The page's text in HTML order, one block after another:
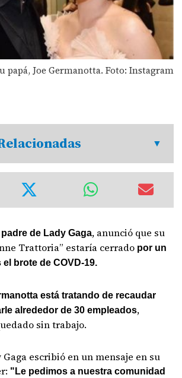
papá, Joe Germanotta. Foto: Instagram
de Lady Gaga, anunció que su
Trattoria” estaría cerrado por un
el brote de COVD-19.
está tratando de recaudar
alrededor de 30 empleados,
sin trabajo.
escribió en un mensaje en su
"Le pedimos a nuestra comunidad